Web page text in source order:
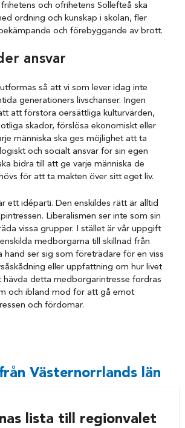
och ofrihetens Sollefteå ska
ordning och kunskap i skolan, fler
och förebyggande av brott.
ansvar
så att vi som lever idag inte
generationers livschanser. Ingen
att förstöra oersättliga kulturvärden,
skador, förslösa ekonomiskt eller
människa ska ges möjlighet att ta
och socialt ansvar för sin egen
bidra till att ge varje människa de
för att ta makten över sitt eget liv.
ett idéparti. Den enskildes rätt är alltid
Liberalismen ser inte som sin
vissa grupper. I stället är vår uppgift
medborgarna till skillnad från
hand ser sig som företrädare för en viss
eller uppfattning om hur livet
hävda detta medborgarintresse fordras
och ibland mod för att gå emot
och fördomar.
Västernorrlands län
lista till regionvalet